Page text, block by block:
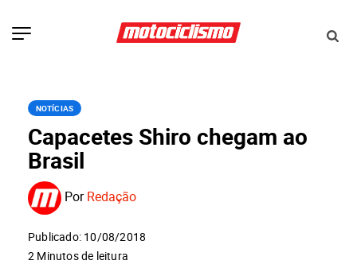
NOTÍCIAS
Capacetes Shiro chegam ao
Brasil
PorRedação
Publicado: 10/08/2018
2 Minutos de leitura